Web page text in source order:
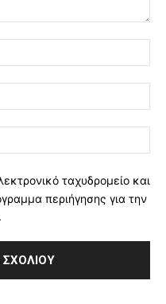
ταχυδρομείο και
περιήγησης για την